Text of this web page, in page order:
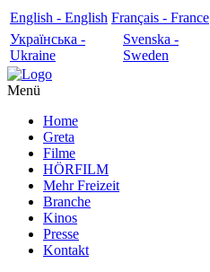
English - English Français - France
Українська -
Ukraine
Svenska -
Sweden
Menü
Home
Greta
Filme
HÖRFILM
Mehr Freizeit
Branche
Kinos
Presse
Kontakt